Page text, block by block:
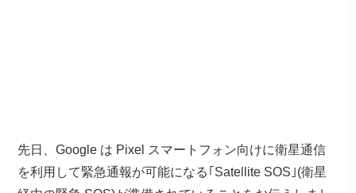
先日、Google は Pixel スマートフォン向けに衛星通信
を利用して緊急通報が可能になる｢Satellite SOS｣(衛星